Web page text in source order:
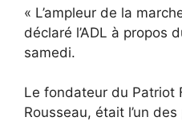
« L’ampleur de la
déclaré l’ADL à propos
samedi.
Le fondateur du Patriot
Rousseau, était l’un